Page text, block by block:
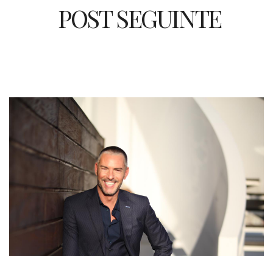
POST SEGUINTE